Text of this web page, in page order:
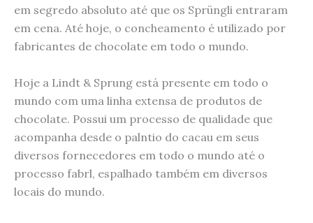
em segredo absoluto até que os Sprüngli entraram
em cena. Até hoje, o concheamento é utilizado por
fabricantes de chocolate em todo o mundo.
Hoje a Lindt & Sprung está presente em todo o
mundo com uma linha extensa de produtos de
chocolate. Possui um processo de qualidade que
acompanha desde o palntio do cacau em seus
diversos fornecedores em todo o mundo até o
processo fabrl, espalhado também em diversos
locais do mundo.